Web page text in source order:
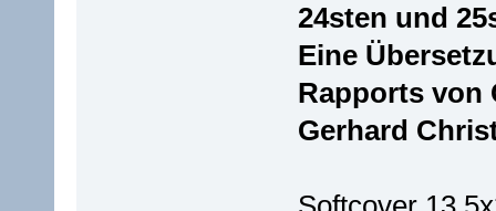
24sten und
Eine
Rapports von
Gerhard